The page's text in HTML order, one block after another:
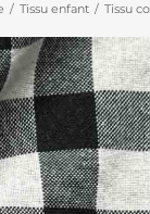
Tissu enfant Tissu